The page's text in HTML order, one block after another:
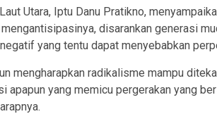
Utara, Iptu Danu Pratikno,
disarankan generasi
yang tentu dapat menyebabkan
mengharapkan radikalisme mampu
apapun yang memicu pergerakan yang